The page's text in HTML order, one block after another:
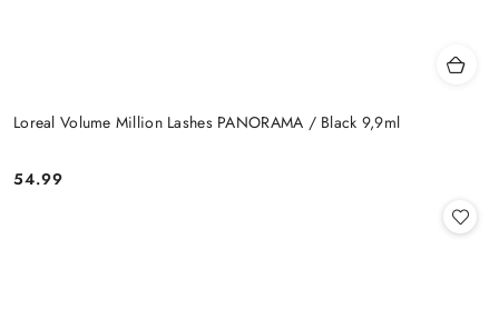
Loreal Volume Million Lashes PANORAMA / Black 9,9ml
Cena:
54.99